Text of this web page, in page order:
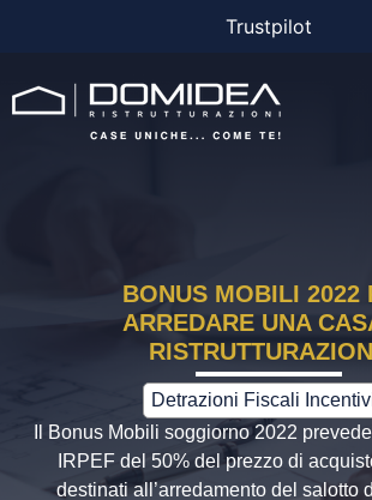
Trustpilot
BONUS MOBILI 2022
ARREDARE UNA
Detrazioni Fiscali
Il Bonus Mobili soggiorno 2022
IRPEF del 50% del prezzo di
destinati all’arredamento del salotto